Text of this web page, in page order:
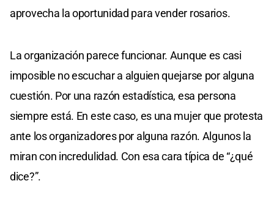
aprovecha la oportunidad para vender rosarios.
La organización parece funcionar. Aunque es casi
imposible no escuchar a alguien quejarse por alguna
cuestión. Por una razón estadística, esa persona
siempre está. En este caso, es una mujer que protesta
ante los organizadores por alguna razón. Algunos la
miran con incredulidad. Con esa cara típica de “¿qué
dice?”.